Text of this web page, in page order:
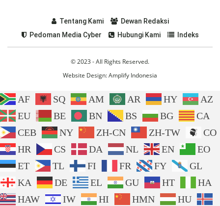
Tentang Kami
Dewan Redaksi
Pedoman Media Cyber
Hubungi Kami Indeks
© 2023 - All Rights Reserved.
Website Design:Amplify Indonesia
AF SQ AM AR HY
AZ
EU
BE BN BS BG
CA
CEB
NY ZH-CN ZH-TW
CO
HR
CS DA NL EN
EO
ET
TL FI FR FY
GL
KA
DE EL GU HT
HA
HAW
IW HI HMN HU